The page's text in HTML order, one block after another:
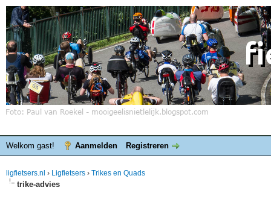
Welkom gast! Aanmelden Registreren
ligfietsers.nl › Ligfietsers › Trikes en Quads
trike-advies